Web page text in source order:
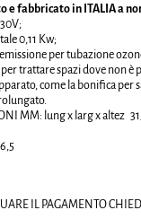
e fabbricato in ITALIA a
0,11 Kw;
per tubazione
trattare spazi dove non è
come la bonifica per
MM: lung x larg x altez
IL PAGAMENTO